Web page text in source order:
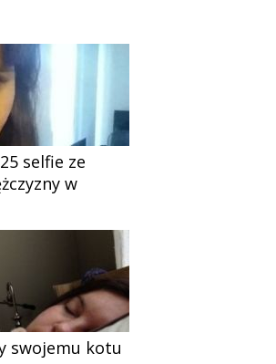
selfie ze
w
swojemu kotu